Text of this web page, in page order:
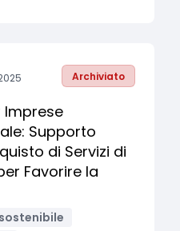
Archiviato
Imprese
Supporto
di Servizi di
Favorire la